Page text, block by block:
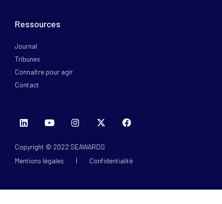
Ressources
Journal
Tribunes
Connaître pour agir
Contact
Copyright © 2022 SEAWARDS
Mentions légales
Confidentialité